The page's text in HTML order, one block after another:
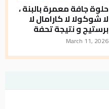
حلوة جافة معمرة بالبنة ،
لا شوكولا لا كارامال لا
برستيج و نتيجة تحفة
March 11, 2026